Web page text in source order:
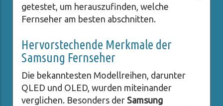
getestet, um herauszufinden, welche
Fernseher am besten abschnitten.
Hervorstechende Merkmale der
Samsung Fernseher
Die bekanntesten Modellreihen, darunter
QLED und OLED, wurden miteinander
verglichen. Besonders der Samsung